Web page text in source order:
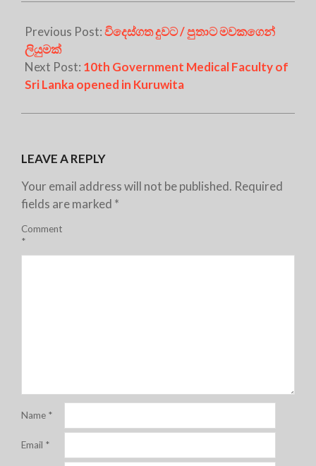
Previous Post:විදෙස්ගත දුවට / පුතාට මවකගෙන්
ලියුමක්
Next Post: 10th Government Medical Faculty of
Sri Lanka opened in Kuruwita
LEAVE A REPLY
Your email address will not be published. Required
fields are marked *
Comment
*
Name *
Email *